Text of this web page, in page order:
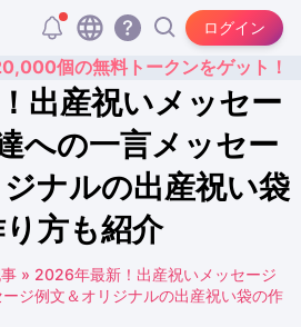
ログイン
個の無料トークンをゲット！
出産祝いメッセー
への一言メッセー
ナルの出産祝い袋
方も紹介
» 2026年最新！出産祝いメッセージ
ジ例文＆オリジナルの出産祝い袋の作